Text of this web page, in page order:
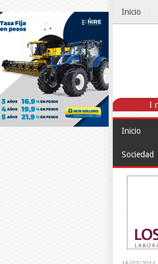
Inicio
Inicio
Sociedad